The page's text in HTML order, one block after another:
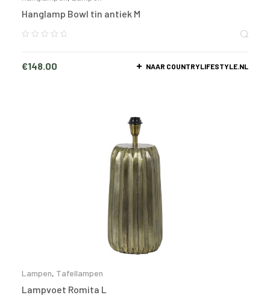
Hanglamp Bowl tin antiek M
€148.00 NAAR COUNTRYLIFESTYLE.NL
Lampen, Tafellampen
Lampvoet Romita L